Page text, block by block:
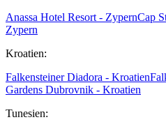
Anassa Hotel Resort - ZypernCap
Zypern
Kroatien:
Falkensteiner Diadora - Kroatien
Gardens Dubrovnik - Kroatien
Tunesien: